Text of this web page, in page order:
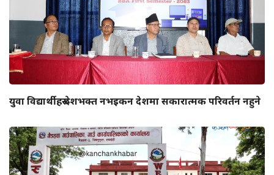
युवा विद्यार्थीहरू देशभक्त नभइकन देशमा सकारात्मक परिवर्तन नहुने